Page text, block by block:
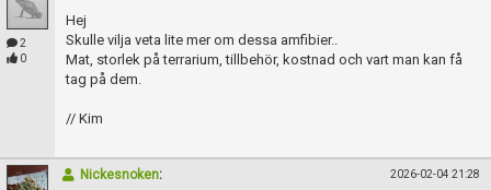
2
0
Hej
Skulle vilja veta lite mer om dessa amfibier..
Mat, storlek på terrarium, tillbehör, kostnad och vart man kan få
tag på dem.
// Kim
Nickesnoken: 2026-02-04 21:28
Lösenord: